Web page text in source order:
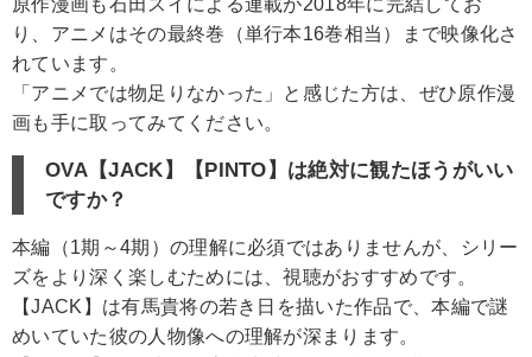
原作漫画も石田スイによる連載が2018年に完結してお
り、アニメはその最終巻（単行本16巻相当）まで映像化さ
れています。
「アニメでは物足りなかった」と感じた方は、ぜひ原作漫
画も手に取ってみてください。
OVA【JACK】【PINTO】は絶対に観たほうがいい
ですか？
本編（1期～4期）の理解に必須ではありませんが、シリー
ズをより深く楽しむためには、視聴がおすすめです。
【JACK】は有馬貴将の若き日を描いた作品で、本編で謎
めいていた彼の人物像への理解が深まります。